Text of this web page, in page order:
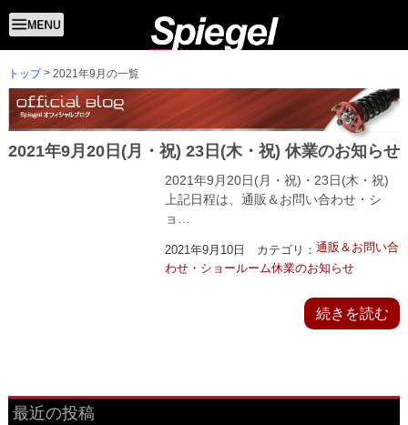
トップ 2021年9月の一覧
2021年9月20日(月・祝) 23日(木・祝) 休業のお知らせ
2021年9月20日(月・祝)・23日(木・祝)
上記日程は、通販＆お問い合わせ・シ
ョ…
2021年9月10日 カテゴリ： 通販＆お問い合
わせ・ショールーム休業のお知らせ
続きを読む
最近の投稿